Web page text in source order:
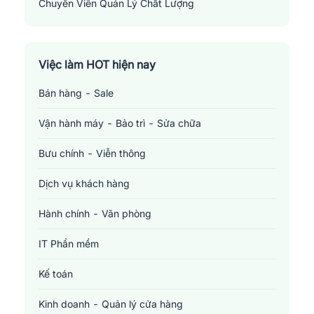
Chuyên Viên Quản Lý Chất Lượng
Việc làm HOT hiện nay
Bán hàng - Sale
Vận hành máy - Bảo trì - Sửa chữa
Bưu chính - Viễn thông
Dịch vụ khách hàng
Hành chính - Văn phòng
IT Phần mềm
Kế toán
Kinh doanh - Quản lý cửa hàng